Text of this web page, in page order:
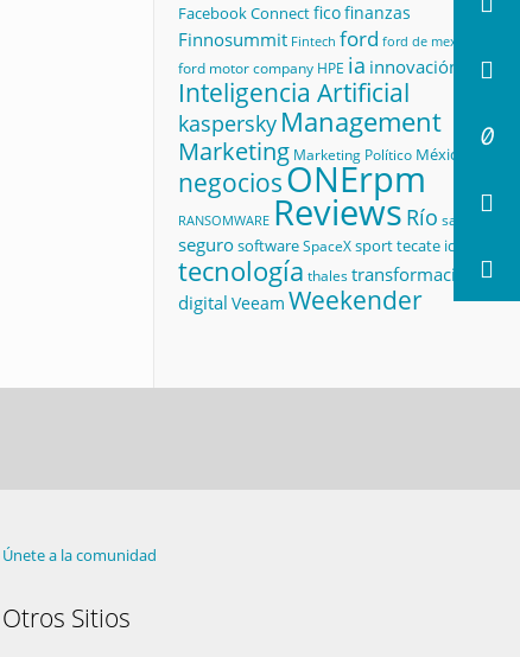
Facebook Connectficofinanzas
Finnosummit Fintech ford ford de mexico
ford motor company HPE ia innovación
Inteligencia Artificial
kaspersky Management
Marketing Marketing Político México
negociosONErpm
RANSOMWARE Reviews Río salud
segurosoftwareSpaceXsporttecate id
tecnología thalestransformación
digital Veeam Weekender
Únete a la comunidad
Otros Sitios